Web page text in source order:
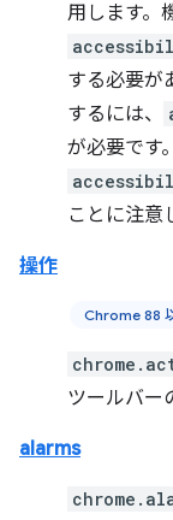
用します。
する必要が
するには、
が必要です。
ことに注意
操作
Chrome 88
ツールバー
alarms